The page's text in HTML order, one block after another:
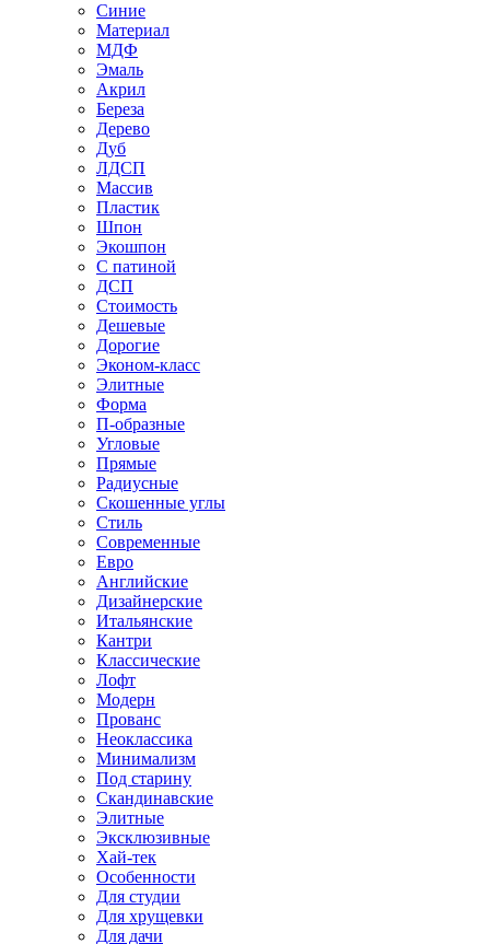
Синие
Материал
МДФ
Эмаль
Акрил
Береза
Дерево
Дуб
ЛДСП
Массив
Пластик
Шпон
Экошпон
С патиной
ДСП
Стоимость
Дешевые
Дорогие
Эконом-класс
Элитные
Форма
П-образные
Угловые
Прямые
Радиусные
Скошенные углы
Стиль
Современные
Евро
Английские
Дизайнерские
Итальянские
Кантри
Классические
Лофт
Модерн
Прованс
Неоклассика
Минимализм
Под старину
Скандинавские
Элитные
Эксклюзивные
Хай-тек
Особенности
Для студии
Для хрущевки
Для дачи